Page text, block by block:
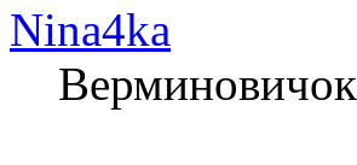
Nina4ka
Верминовичок